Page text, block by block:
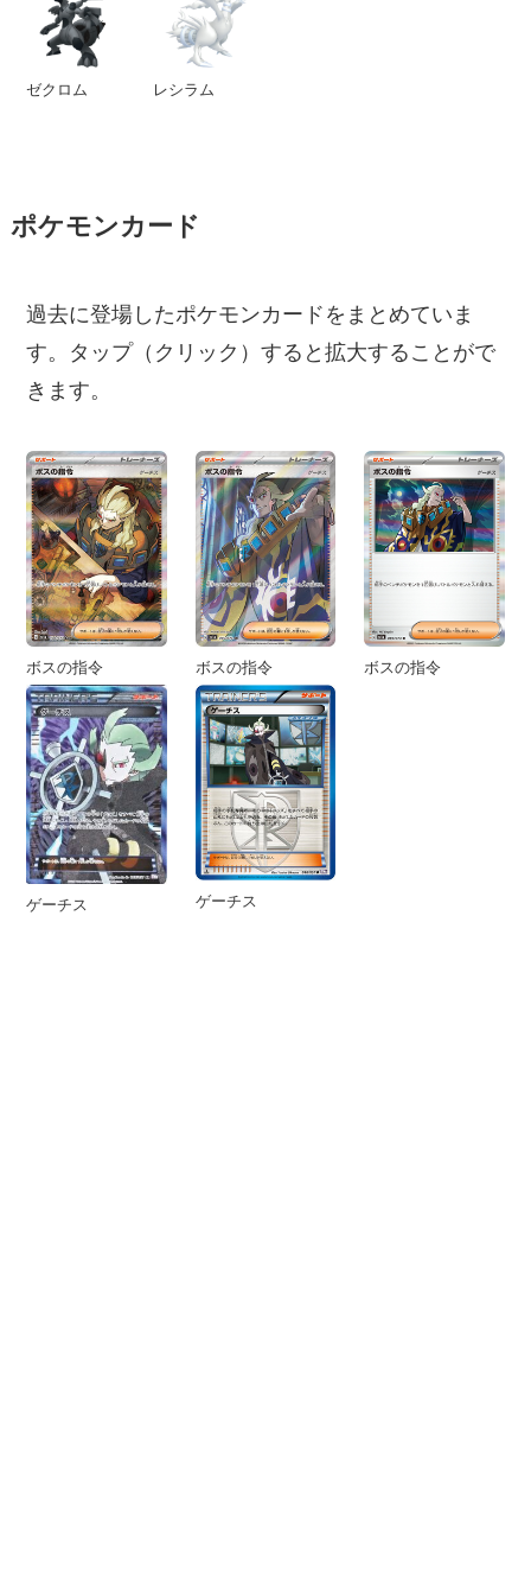
ゼクロム レシラム
ポケモンカード
過去に登場したポケモンカードをまとめていま
す。タップ（クリック）すると拡大することがで
きます。
ボスの指令 ボスの指令 ボスの指令
ゲーチス ゲーチス